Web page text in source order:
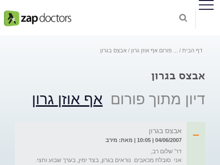
דף הבית פורום אף אוזן גרון אבצס בגרון
אבצס בגרון
דיון מתוך פורום אף אוזן גרון
אבצס בגרון
04/06/2007 | 10:05 | מאת: מירב
אני  סובלת מכאבים  נוראים בגרון, בצד ימין, בערך שבוע וחצי.